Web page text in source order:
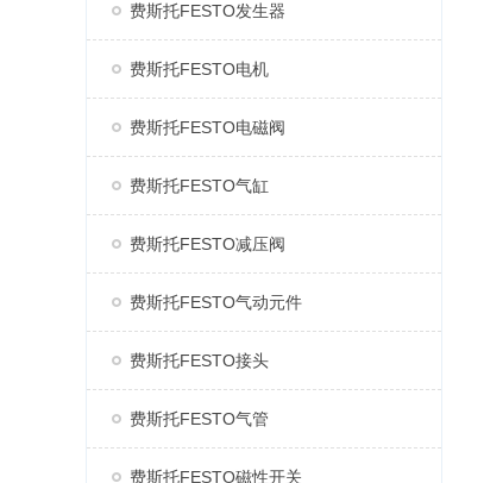
费斯托FESTO发生器
费斯托FESTO电机
费斯托FESTO电磁阀
费斯托FESTO气缸
费斯托FESTO减压阀
费斯托FESTO气动元件
费斯托FESTO接头
费斯托FESTO气管
费斯托FESTO磁性开关